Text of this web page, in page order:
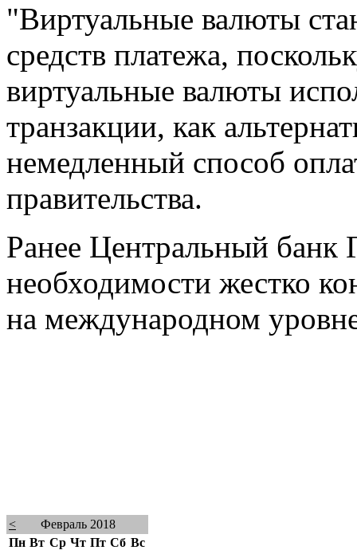
"Виртуальные валюты
средств платежа,
виртуальные валюты
транзакции, как
немедленный способ
правительства.
Ранее Центральный банк
необходимости жестко
на международном
<
Февраль 2018
Пн Вт Ср Чт Пт Сб Вс